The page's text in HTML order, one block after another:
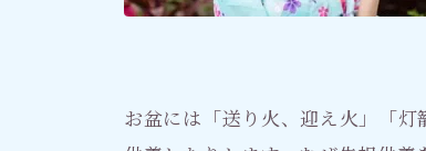
お盆には「送り火、迎え火」「